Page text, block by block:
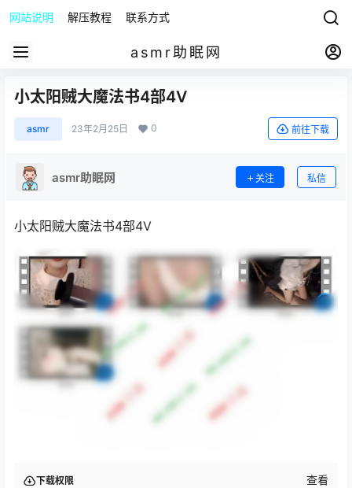
网站说明 解压教程 联系方式
asmr助眠网
小太阳贼大魔法书4部4V
asmr 23年2月25日 0 前往下载
asmr助眠网 关注 私信
小太阳贼大魔法书4部4V
下载权限 查看